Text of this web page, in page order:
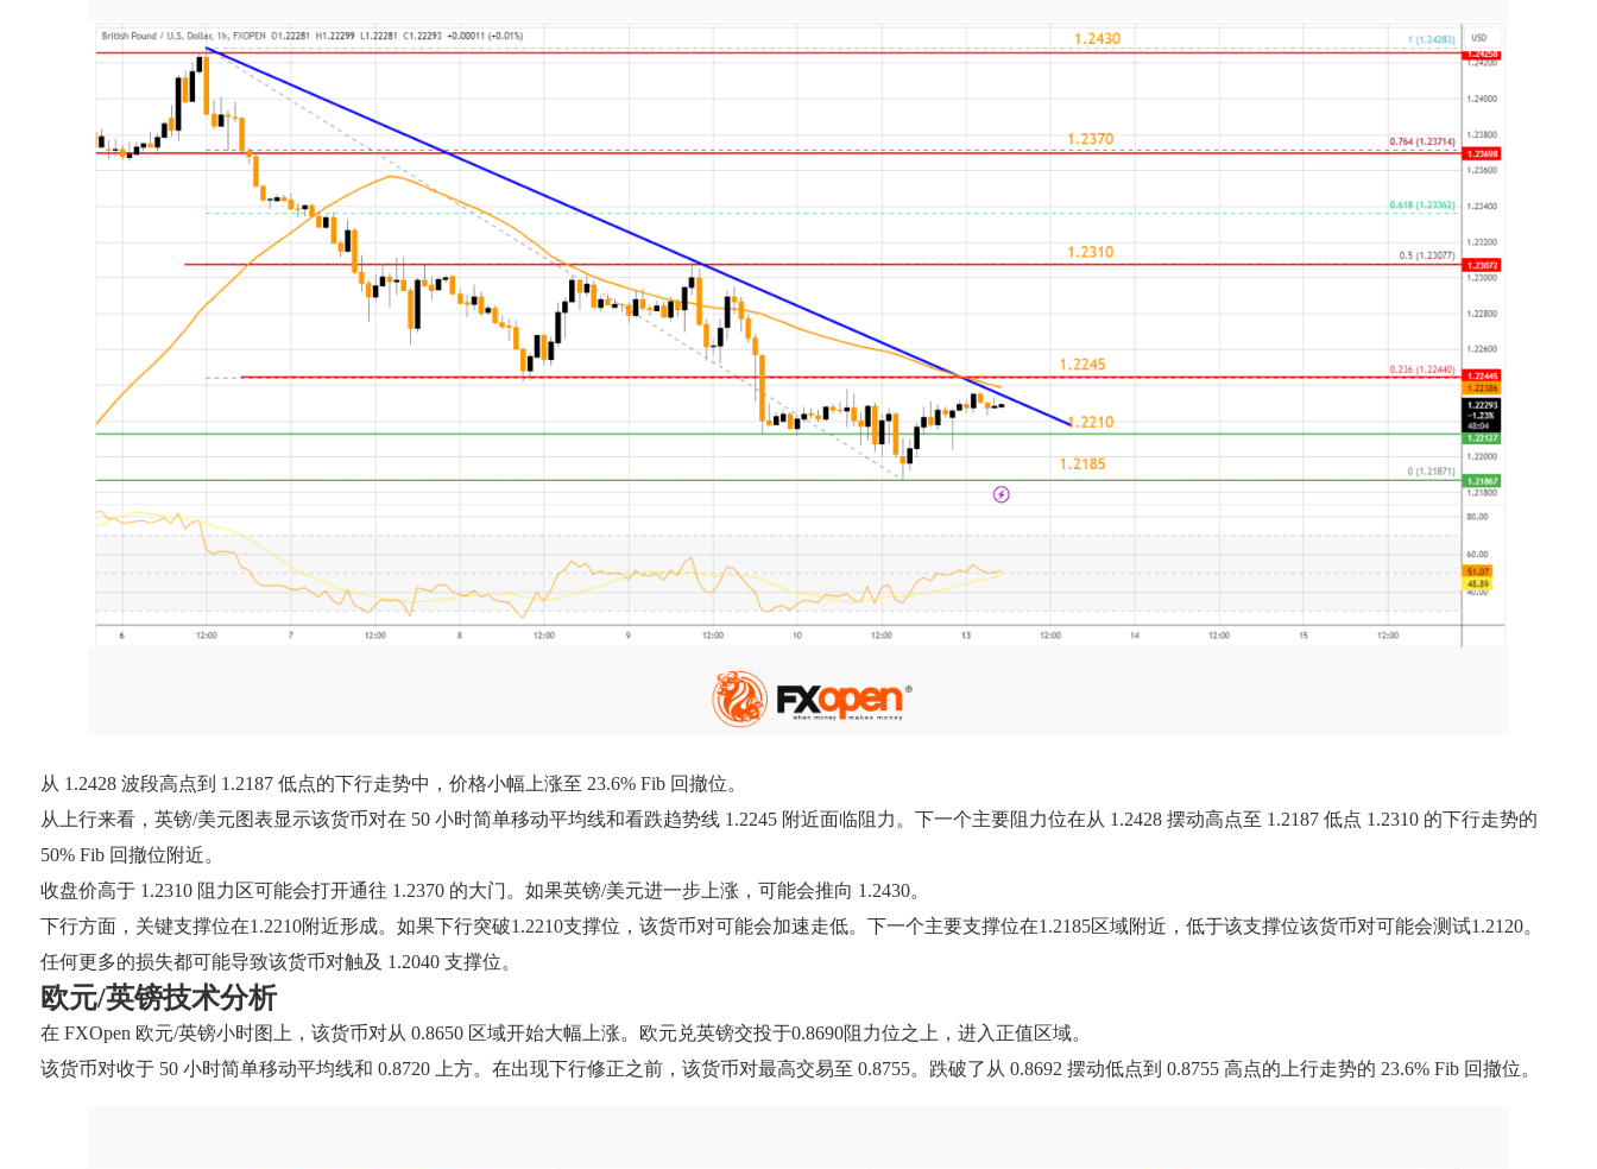
从 1.2428 波段高点到 1.2187 低点的下行走势中，价格小幅上涨至 23.6% Fib 回撤位。
从上行来看，英镑/美元图表显示该货币对在 50 小时简单移动平均线和看跌趋势线 1.2245 附近面临阻力。下一个主要阻力位在从 1.2428 摆动高点至 1.2187 低点 1.2310 的下行走势的
50% Fib 回撤位附近。
收盘价高于 1.2310 阻力区可能会打开通往 1.2370 的大门。如果英镑/美元进一步上涨，可能会推向 1.2430。
下行方面，关键支撑位在1.2210附近形成。如果下行突破1.2210支撑位，该货币对可能会加速走低。下一个主要支撑位在1.2185区域附近，低于该支撑位该货币对可能会测试1.2120。
任何更多的损失都可能导致该货币对触及 1.2040 支撑位。
欧元/英镑技术分析
在 FXOpen 欧元/英镑小时图上，该货币对从 0.8650 区域开始大幅上涨。欧元兑英镑交投于0.8690阻力位之上，进入正值区域。
该货币对收于 50 小时简单移动平均线和 0.8720 上方。在出现下行修正之前，该货币对最高交易至 0.8755。跌破了从 0.8692 摆动低点到 0.8755 高点的上行走势的 23.6% Fib 回撤位。